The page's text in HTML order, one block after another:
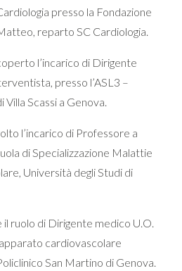
presso la Fondazione
reparto SC Cardiologia.
l’incarico di Dirigente
presso l’ASL3 –
Scassi a Genova.
l’incarico di Professore a
di Specializzazione Malattie
Università degli Studi di
il ruolo di Dirigente medico U.O.
cardiovascolare
San Martino di Genova.